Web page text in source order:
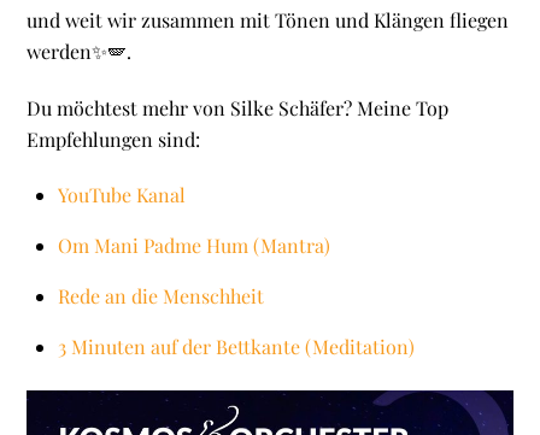
und weit wir zusammen mit Tönen und Klängen fliegen
werden✨🪽.
Du möchtest mehr von Silke Schäfer? Meine Top
Empfehlungen sind:
YouTube Kanal
Om Mani Padme Hum (Mantra)
Rede an die Menschheit
3 Minuten auf der Bettkante (Meditation)